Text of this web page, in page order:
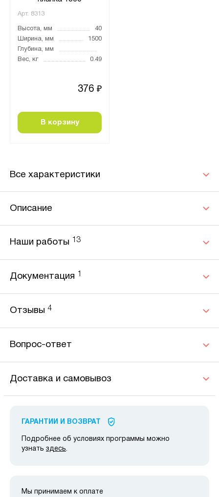
Арт. 8313
Высота, мм
40
Ширина, мм
1500
Глубина, мм
Вес, кг
0.49
376 ₽
В корзину
Все характеристики
Описание
Наши работы 13
Документация
Отзывы 4
Вопрос-ответ
Доставка и самовывоз
ГАРАНТИИ И ВОЗВРАТ
Подробнее об условиях программы можно
узнать здесь.
Мы принимаем к оплате